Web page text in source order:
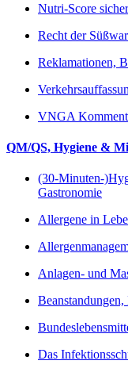
Nutri-Score
Recht der
Reklamationen,
VNGA
QM/QS, Hygiene &
(30-Minuten-
Gastronomie
Allergene in
Anlagen- und
Das